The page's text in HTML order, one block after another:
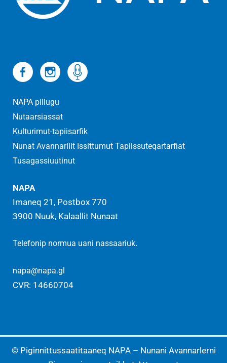
NAPA pillugu
Nutaarsiassat
Kulturimut-tapiisarfik
Nunat Avannarliit Issittumut Tapiissuteqartarfiat
Tusagassiuutinut
NAPA
Imaneq 21, Postbox 770
3900 Nuuk, Kalaallit Nunaat
Telefonip normua uani nassaariuk.
napa@napa.gl
CVR: 14660704
© Piginnittussaatitaaneq NAPA – Nunani Avannarlerni